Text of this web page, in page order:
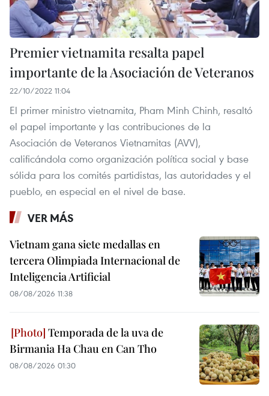
Premier vietnamita resalta papel
importante de la Asociación de Veteranos
22/10/2022 11:04
El primer ministro vietnamita, Pham Minh Chinh, resaltó
el papel importante y las contribuciones de la
Asociación de Veteranos Vietnamitas (AVV),
calificándola como organización política social y base
sólida para los comités partidistas, las autoridades y el
pueblo, en especial en el nivel de base.
VER MÁS
Vietnam gana siete medallas en
tercera Olimpiada Internacional de
Inteligencia Artificial
08/08/2026 11:38
Temporada de la uva de
Birmania Ha Chau en Can Tho
08/08/2026 01:30